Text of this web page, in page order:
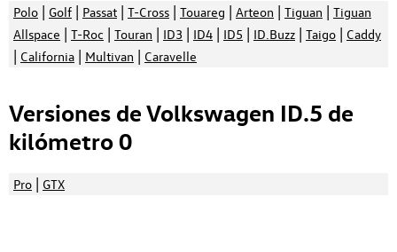
Polo | Golf | Passat | T-Cross | Touareg | Arteon | Tiguan | Tiguan
Allspace | T-Roc | Touran | ID3 | ID4 | ID5 | ID.Buzz | Taigo | Caddy
| California | Multivan | Caravelle
Versiones de Volkswagen ID.5 de
kilómetro 0
Pro | GTX